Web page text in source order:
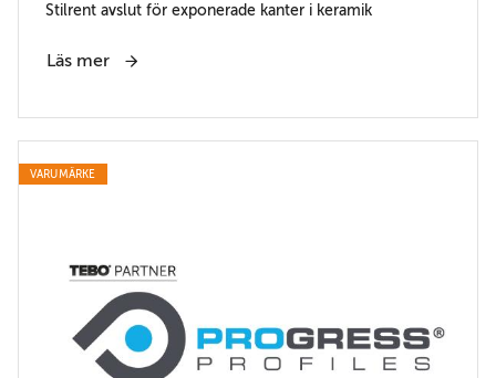
Stilrent avslut för exponerade kanter i keramik
Läs mer
VARUMÄRKE